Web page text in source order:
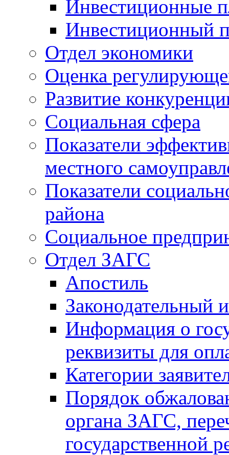
Инвестиционные
Инвестиционный
Отдел экономики
Оценка
Развитие
Социальная сфера
Показатели
местного
Показатели
района
Социальное
Отдел ЗАГС
Апостиль
Законодательный
Информация о
реквизиты для
Категории
Порядок
органа ЗАГС,
государственной